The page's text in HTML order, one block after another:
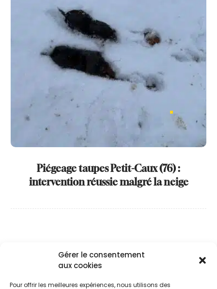
Gérer le consentement
aux cookies
Pour offrir les meilleures expériences, nous utilisons des
Piégeage taupes Petit-Caux (76) :
intervention réussie malgré la neige
Désinsectisation